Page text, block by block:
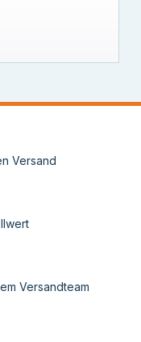
Versand
Versandteam